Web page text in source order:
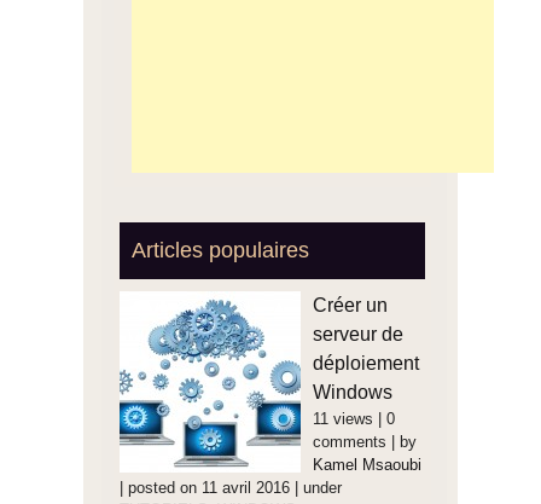
Articles populaires
Créer un
serveur de
déploiement
Windows
11 views
0
comments
by
Kamel Msaoubi
posted on 11 avril 2016
under